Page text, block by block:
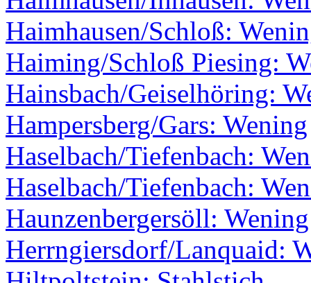
Haimhausen/Schloß:
Haiming/Schloß Piesing:
Hainsbach/Geiselhöring:
Hampersberg/Gars: Wening
Haselbach/Tiefenbach:
Haselbach/Tiefenbach:
Haunzenbergersöll: Wening
Herrngiersdorf/Lanquaid: